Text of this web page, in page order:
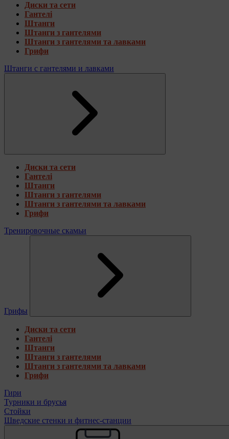
Диски та сети
Гантелі
Штанги
Штанги з гантелями
Штанги з гантелями та лавками
Грифи
Штанги с гантелями и лавками
Диски та сети
Гантелі
Штанги
Штанги з гантелями
Штанги з гантелями та лавками
Грифи
Тренировочные скамьи
Грифы
Диски та сети
Гантелі
Штанги
Штанги з гантелями
Штанги з гантелями та лавками
Грифи
Гири
Турники и брусья
Стойки
Шведские стенки и фитнес-станции